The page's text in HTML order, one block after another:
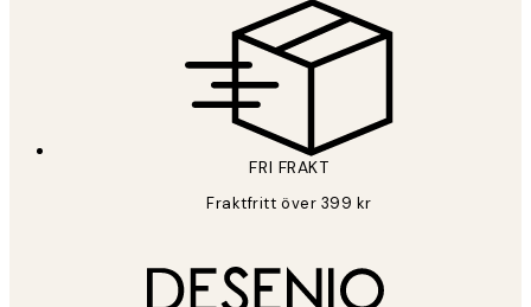
FRI FRAKT
Fraktfritt över 399 kr